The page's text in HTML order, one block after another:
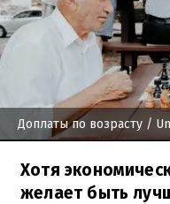
Доплаты по возрасту /
Хотя
желает быть